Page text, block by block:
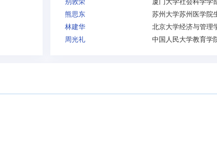
熊思东
林建华
周光礼
中国人民大学教育学